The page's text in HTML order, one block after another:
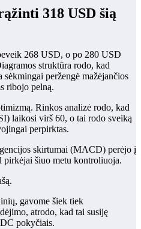
318 USD šią
268 USD, o po 280 USD
struktūra rodo, kad
peržengė mažėjančios
ribojo pelną.
Rinkos analizė rodo, kad
laikosi virš 60, o tai rodo sveiką
perpirktas.
skirtumai (MACD) perėjo į
pirkėjai šiuo metu kontroliuoja.
gavome šiek tiek
atrodo, kad tai susiję
pokyčiais.